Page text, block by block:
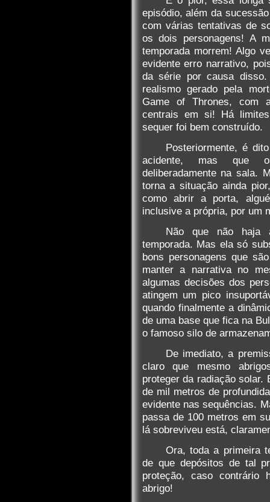
episódio, além da
com várias tentativas de
os dois personagens! A
temporada morrem! Algo
evidente erro narrativo,
da série por causa
realismo gerado pela
Game of Thrones, com
centrais em si! Há
sequer foi bem construído.
Posteriormente, é
acidente, mas que
deliberadamente na sala.
torna a situação ainda
como abrir a porta,
inclusive a própria, por um
Não que não haja
temporada. Mas ela só
bons personagens que
manter a narrativa no
algumas decisões dos
atingem um pico
quando finalmente a
de uma base que fica na
o famoso silo de
De imediato, a
claro que mesmo
proteger da radiação solar.
de mil metros de
evidente nas sequências.
passa de 100 metros em
lá sobreviveu está,
Ora, toda a primeira
de que depósitos de tal
proteção, caso contrário
abrigo!